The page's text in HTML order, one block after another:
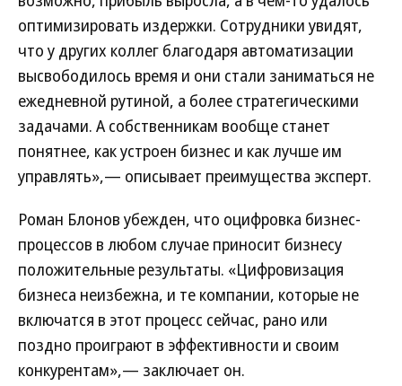
оптимизировать издержки. Сотрудники увидят,
что у других коллег благодаря автоматизации
высвободилось время и они стали заниматься не
ежедневной рутиной, а более стратегическими
задачами. А собственникам вообще станет
понятнее, как устроен бизнес и как лучше им
управлять»,— описывает преимущества эксперт.
Роман Блонов убежден, что оцифровка бизнес-
процессов в любом случае приносит бизнесу
положительные результаты. «Цифровизация
бизнеса неизбежна, и те компании, которые не
включатся в этот процесс сейчас, рано или
поздно проиграют в эффективности и своим
конкурентам»,— заключает он.